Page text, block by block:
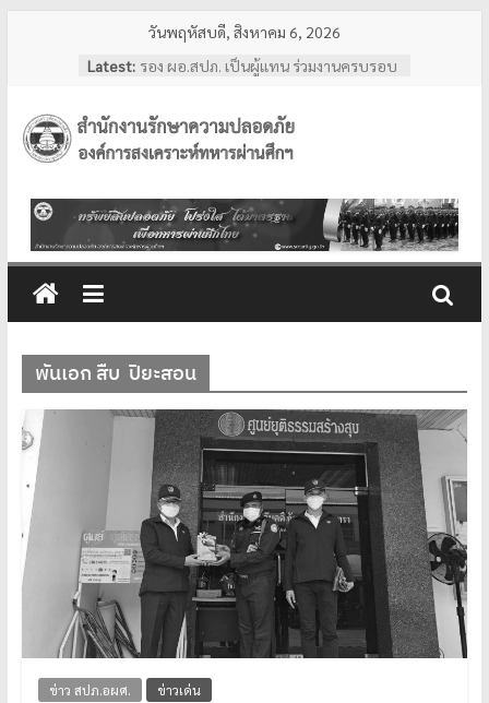
วันพฤหัสบดี, สิงหาคม 6, 2026
Latest: รอง ผอ.สปภ. เป็นผู้แทน ร่วมงานครบรอบ
รปภ. ณ ศูนย์การแพทย์ปัญญานันทภิกขุ
ชลประทาน มหาวิทยาลัย
การทงทะเบียน แอป รปภ.สปภ.
เลขานุการ อผศ. และคุณปริศนา กล่ำพินิจ
พร้อมด้วยสื่อมวลชน เข้าเยี่ยมชมสถานฝึก
อบรมหลักสูตรการรักษาความปลอดภัย
รักษาความปลอดภัย ตรวจเยี่ยมการปฏิบัติ
วชิรเบญจทัศ (สวนรถไฟ)
สำนักงาน
รักษา
ความ
ปลอดภัย
อผศ.
ทรัพย์สิน
ปลอดภัย
โปร่งใส
ได้
มาตรฐาน
เพื่อ
ทหารผ่านศึก
พันเอก สืบ ปิยะสอน
ข่าว สปภ.อผศ. ข่าวเด่น